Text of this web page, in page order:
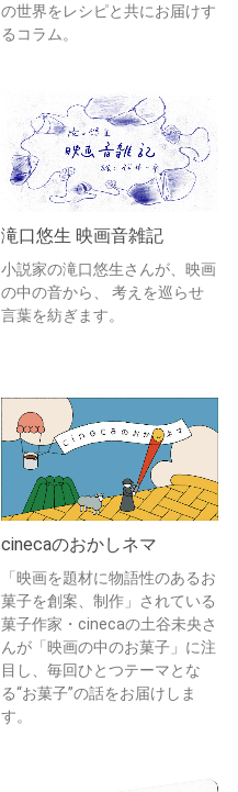
の世界をレシピと共にお届けす
るコラム。
滝口悠生 映画音雑記
小説家の滝口悠生さんが、映画
の中の音から、 考えを巡らせ
言葉を紡ぎます。
cinecaのおかしネマ
「映画を題材に物語性のあるお
菓子を創案、制作」されている
菓子作家・cinecaの土谷未央さ
んが「映画の中のお菓子」に注
目し、毎回ひとつテーマとな
る“お菓子”の話をお届けしま
す。